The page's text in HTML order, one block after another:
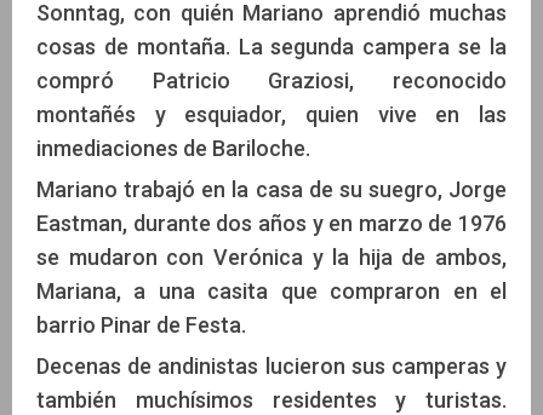
Sonntag, con quién Mariano aprendió muchas
cosas de montaña. La segunda campera se la
compró Patricio Graziosi, reconocido
montañés y esquiador, quien vive en las
inmediaciones de Bariloche.
Mariano trabajó en la casa de su suegro, Jorge
Eastman, durante dos años y en marzo de 1976
se mudaron con Verónica y la hija de ambos,
Mariana, a una casita que compraron en el
barrio Pinar de Festa.
Decenas de andinistas lucieron sus camperas y
también muchísimos residentes y turistas.